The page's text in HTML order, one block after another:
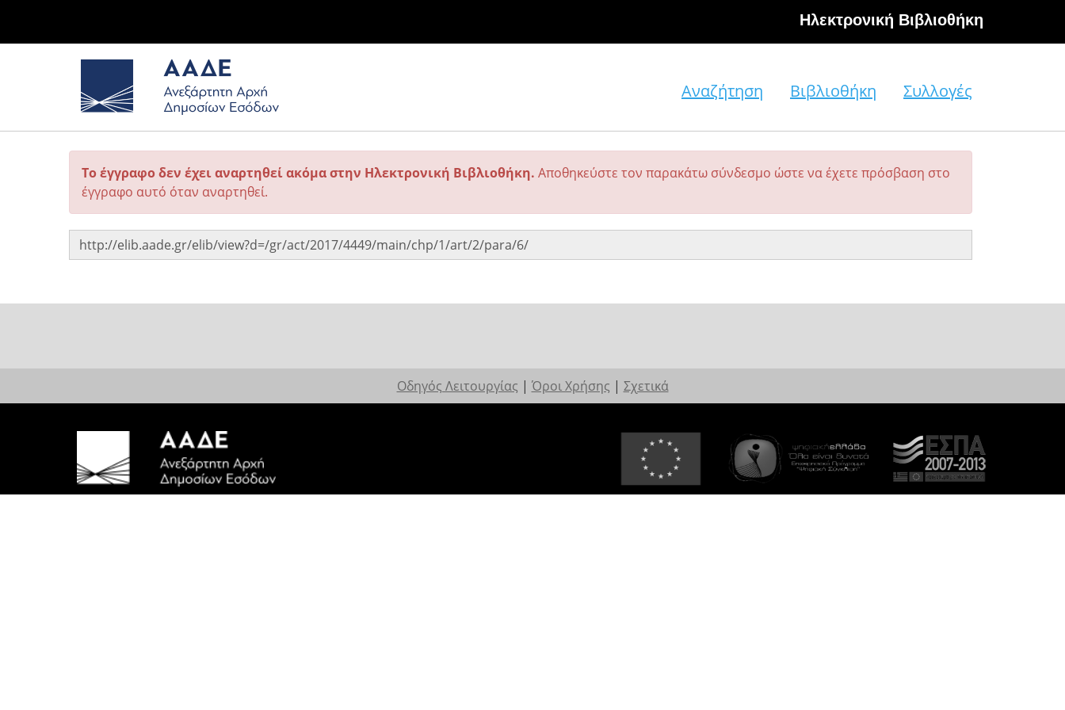
Hλεκτρονική Βιβλιοθήκη
Αναζήτηση Βιβλιοθήκη Συλλογές
Το έγγραφο δεν έχει αναρτηθεί ακόμα στην Ηλεκτρονική Βιβλιοθήκη. Αποθηκεύστε τον παρακάτω σύνδεσμο ώστε να έχετε πρόσβαση στο
έγγραφο αυτό όταν αναρτηθεί.
Οδηγός Λειτουργίας | Όροι Χρήσης | Σχετικά